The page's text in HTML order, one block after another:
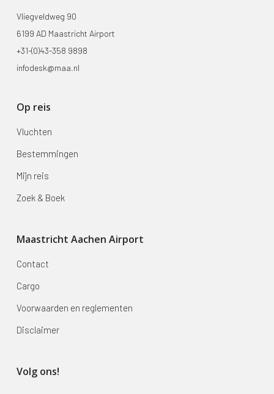
Vliegveldweg 90
6199 AD Maastricht Airport
+31-(0)43-358 9898
infodesk@maa.nl
Op reis
Vluchten
Bestemmingen
Mijn reis
Zoek & Boek
Maastricht Aachen Airport
Contact
Cargo
Voorwaarden en reglementen
Disclaimer
Volg ons!